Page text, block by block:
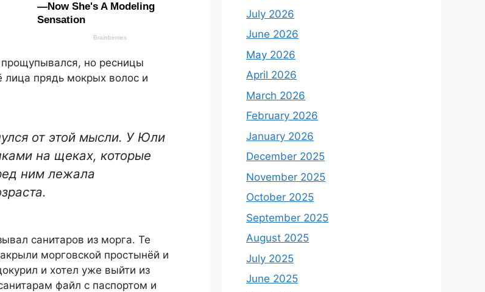
но ресницы
лица прядь мокрых волос и
от этой мысли. У Юли
на щеках, которые
ним лежала
санитаров из морга. Те
морговской простынёй и
и хотел уже выйти из
файл с паспортом и
July 2026
June 2026
May 2026
April 2026
March 2026
February 2026
January 2026
December 2025
November 2025
October 2025
September 2025
August 2025
July 2025
June 2025